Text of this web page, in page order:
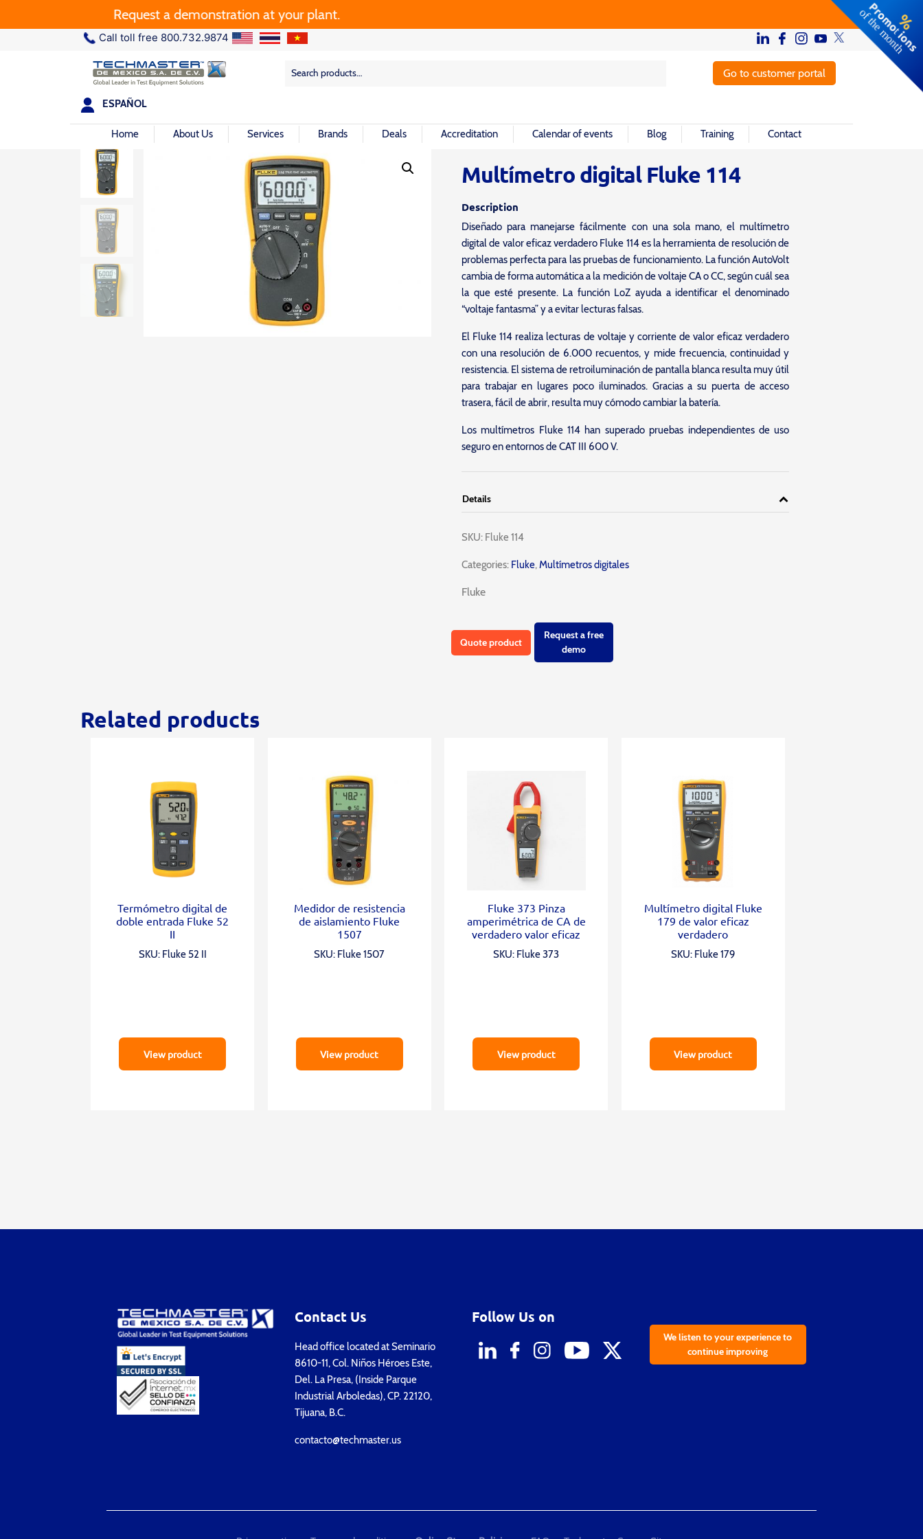
Request a demonstration at your plant.
Call toll free 800.732.9874
Search
Search Go to customer portal
ESPAÑOL
Home About Us Services Brands Deals Accreditation Calendar of events Blog Training Contact
Multímetro digital Fluke 114
Description
Diseñado para manejarse fácilmente con una sola mano, el multímetro
digital de valor eficaz verdadero Fluke 114 es la herramienta de resolución de
problemas perfecta para las pruebas de funcionamiento. La función AutoVolt
cambia de forma automática a la medición de voltaje CA o CC, según cuál sea
la que esté presente. La función LoZ ayuda a identificar el denominado
“voltaje fantasma” y a evitar lecturas falsas.
El Fluke 114 realiza lecturas de voltaje y corriente de valor eficaz verdadero
con una resolución de 6.000 recuentos, y mide frecuencia, continuidad y
resistencia. El sistema de retroiluminación de pantalla blanca resulta muy útil
para trabajar en lugares poco iluminados. Gracias a su puerta de acceso
trasera, fácil de abrir, resulta muy cómodo cambiar la batería.
Los multímetros Fluke 114 han superado pruebas independientes de uso
seguro en entornos de CAT III 600 V.
Details
SKU: Fluke 114
Categories:Fluke,Multímetros digitales
Fluke
Quote product
Request a free
demo
Related products
Termómetro digital de
doble entrada Fluke 52
II
SKU: Fluke 52 II
View product
Medidor de resistencia
de aislamiento Fluke
1507
SKU: Fluke 1507
View product
Fluke 373 Pinza
amperimétrica de CA de
verdadero valor eficaz
SKU: Fluke 373
View product
Multímetro digital Fluke
179 de valor eficaz
verdadero
SKU: Fluke 179
View product
Contact Us
Head office located at Seminario
8610-11, Col. Niños Héroes Este,
Del. La Presa, (Inside Parque
Industrial Arboledas), CP. 22120,
Tijuana, B.C.
contacto@techmaster.us
Follow Us on
We listen to your experience to
continue improving